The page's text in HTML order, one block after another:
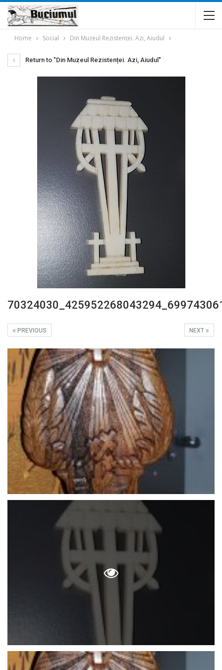
Home Social Din Muzeul Rezistenței. Azi, Aiudul
Return to "Din Muzeul Rezistenței. Azi, Aiudul"
NEXT
PREVIOUS